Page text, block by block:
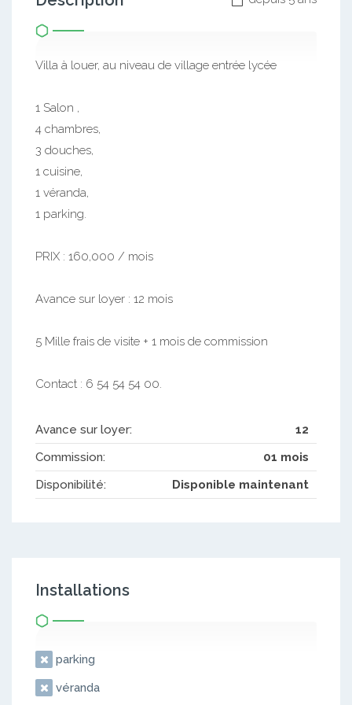
Villa à louer, au niveau de village entrée lycée
1 Salon ,
4 chambres,
3 douches,
1 cuisine,
1 véranda,
1 parking.
PRIX : 160,000 / mois
Avance sur loyer : 12 mois
5 Mille frais de visite + 1 mois de commission
Contact : 6 54 54 54 00.
Avance sur loyer:
12
Commission:
01 mois
Disponibilité:
Disponible maintenant
Installations
parking
véranda